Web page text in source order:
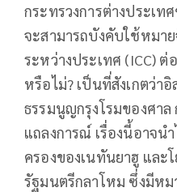
กระทรวงการต่างประเท
จะสามารถบังคับใช้หมา
ระหว่างประเทศ (ICC)
หรือไม่? เป็นที่สังเกตว่า
ธรรมนูญกรุงโรมของศาล
แถลงการณ์ เรื่องนี้อาจน
ครองของเนทันยาฮู และ
รัฐมนตรีกลาโหม ซึ่งมีห